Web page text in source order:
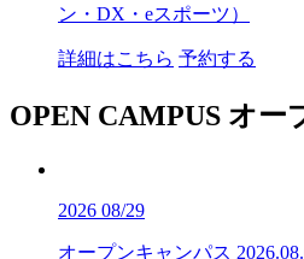
ン・DX・eスポーツ）
詳細はこちら 予約する
OPEN CAMPUS オー
2026 08/29
オープンキャンパス